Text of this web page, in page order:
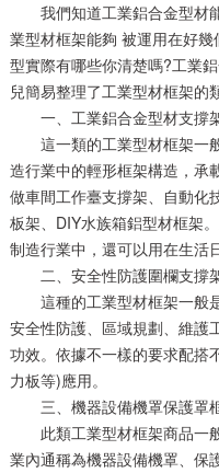
我們知道工業鋁合金型材
業型材框架能夠 被運用在好
型實際有哪些你清楚嗎?工業
兒簡易整理了工業型材框架的
一、工業鋁合金型材支撐
這一類的工業型材框架一
造行業中的輕形框架構造，承
做車間工作臺支撐架、自動化
板架、DIY水族箱鋁型材框架
制造行業中，還可以用在生活
二、安全性防護圍欄支撐
這種的工業型材框架一般
安全性防護、區域規劃、維護
功效。依據不一樣的要求配搭
力板等)應用。
三、機器設備機罩保護罩
此類工業型材框架商品一
業內通稱為機器設備機罩、保